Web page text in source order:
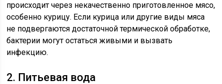
происходит через некачественно приготовленное мясо,
особенно курицу. Если курица или другие виды мяса
не подвергаются достаточной термической обработке,
бактерии могут остаться живыми и вызвать
инфекцию.
2. Питьевая вода